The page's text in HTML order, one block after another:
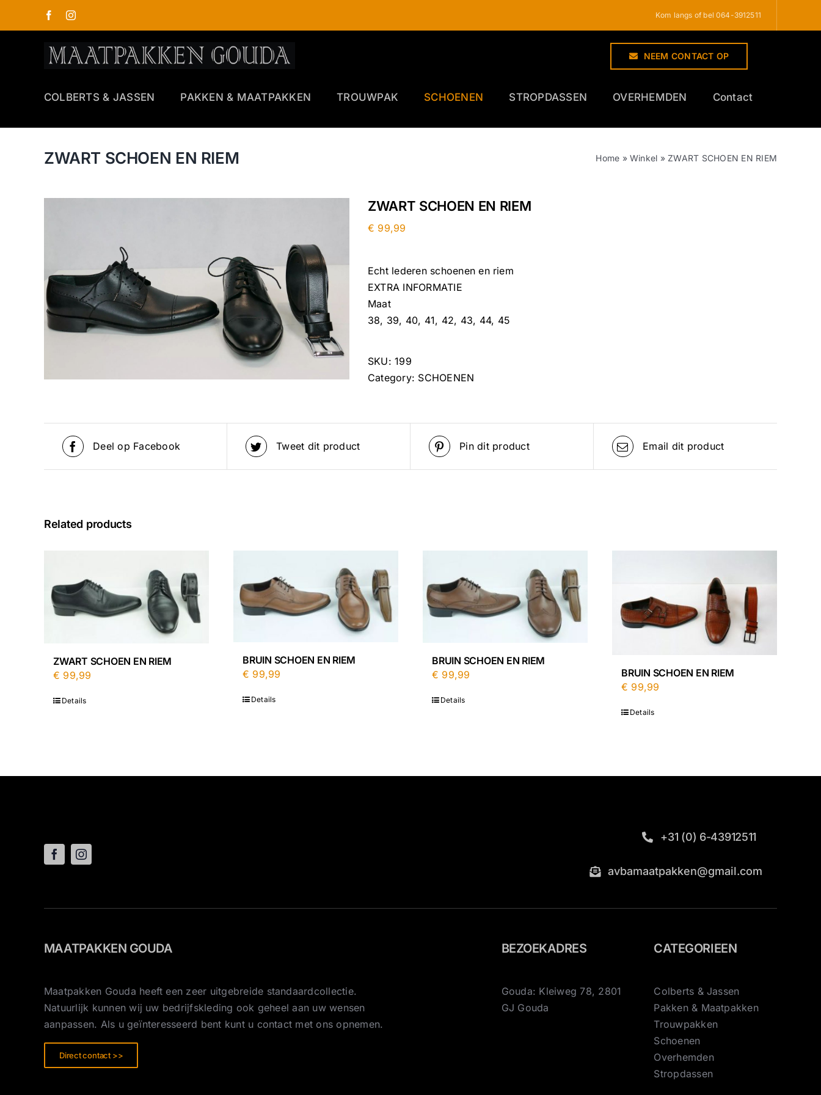
Kom langs of bel 064-3912511
NEEM CONTACT OP
COLBERTS & JASSEN PAKKEN & MAATPAKKEN TROUWPAK SCHOENEN STROPDASSEN OVERHEMDEN Contact
ZWART SCHOEN EN RIEM Home » Winkel »ZWART SCHOEN EN RIEM
ZWART SCHOEN EN RIEM
€ 99,99
Echt lederen schoenen en riem
EXTRA INFORMATIE
Maat
38, 39, 40, 41, 42, 43, 44, 45
SKU:199
Category: SCHOENEN
Deel op Facebook Tweet dit product Pin dit product Email dit product
Related products
ZWART SCHOEN EN RIEM
€ 99,99
Details
BRUIN SCHOEN EN RIEM
€ 99,99
Details
BRUIN SCHOEN EN RIEM
€ 99,99
Details
BRUIN SCHOEN EN RIEM
€ 99,99
Details
+31 (0) 6-43912511
avbamaatpakken@gmail.com
MAATPAKKEN GOUDA
Maatpakken Gouda heeft een zeer uitgebreide standaardcollectie.
Natuurlijk kunnen wij uw bedrijfskleding ook geheel aan uw wensen
aanpassen. Als u geïnteresseerd bent kunt u contact met ons opnemen.
Direct contact >>
BEZOEKADRES
Gouda: Kleiweg 78, 2801
GJ Gouda
CATEGORIEEN
Colberts & Jassen
Pakken & Maatpakken
Trouwpakken
Schoenen
Overhemden
Stropdassen